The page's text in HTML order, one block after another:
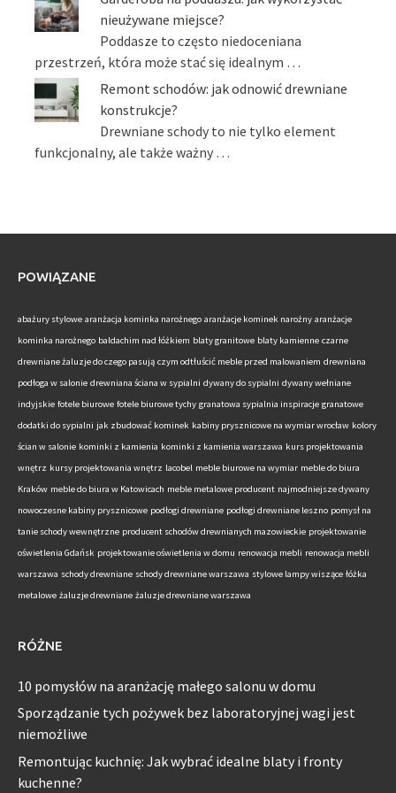
nieużywane miejsce?
Poddasze to często niedoceniana
przestrzeń, która może stać się idealnym …
Remont schodów: jak odnowić drewniane
konstrukcje?
Drewniane schody to nie tylko element
funkcjonalny, ale także ważny …
POWIĄZANE
abażury stylowe aranżacja kominka narożnego aranżacje kominek narożny aranżacje
kominka narożnego baldachim nad łóżkiem blaty granitowe blaty kamienne czarne
drewniane żaluzje do czego pasują czym odtłuścić meble przed malowaniem drewniana
podłoga w salonie drewniana ściana w sypialni dywany do sypialni dywany wełniane
indyjskie fotele biurowe fotele biurowe tychy granatowa sypialnia inspiracje granatowe
dodatki do sypialni jak zbudować kominek kabiny prysznicowe na wymiar wrocław kolory
ścian w salonie kominki z kamienia kominki z kamienia warszawa kurs projektowania
wnętrz kursy projektowania wnętrz lacobel meble biurowe na wymiar meble do biura
Kraków meble do biura w Katowicach meble metalowe producent najmodniejsze dywany
nowoczesne kabiny prysznicowe podłogi drewniane podłogi drewniane leszno pomysł na
tanie schody wewnętrzne producent schodów drewnianych mazowieckie projektowanie
oświetlenia Gdańsk projektowanie oświetlenia w domu renowacja mebli renowacja mebli
warszawa schody drewniane schody drewniane warszawa stylowe lampy wiszące łóżka
metalowe żaluzje drewniane żaluzje drewniane warszawa
RÓŻNE
10 pomysłów na aranżację małego salonu w domu
Sporządzanie tych pożywek bez laboratoryjnej wagi jest
niemożliwe
Remontując kuchnię: Jak wybrać idealne blaty i fronty
kuchenne?